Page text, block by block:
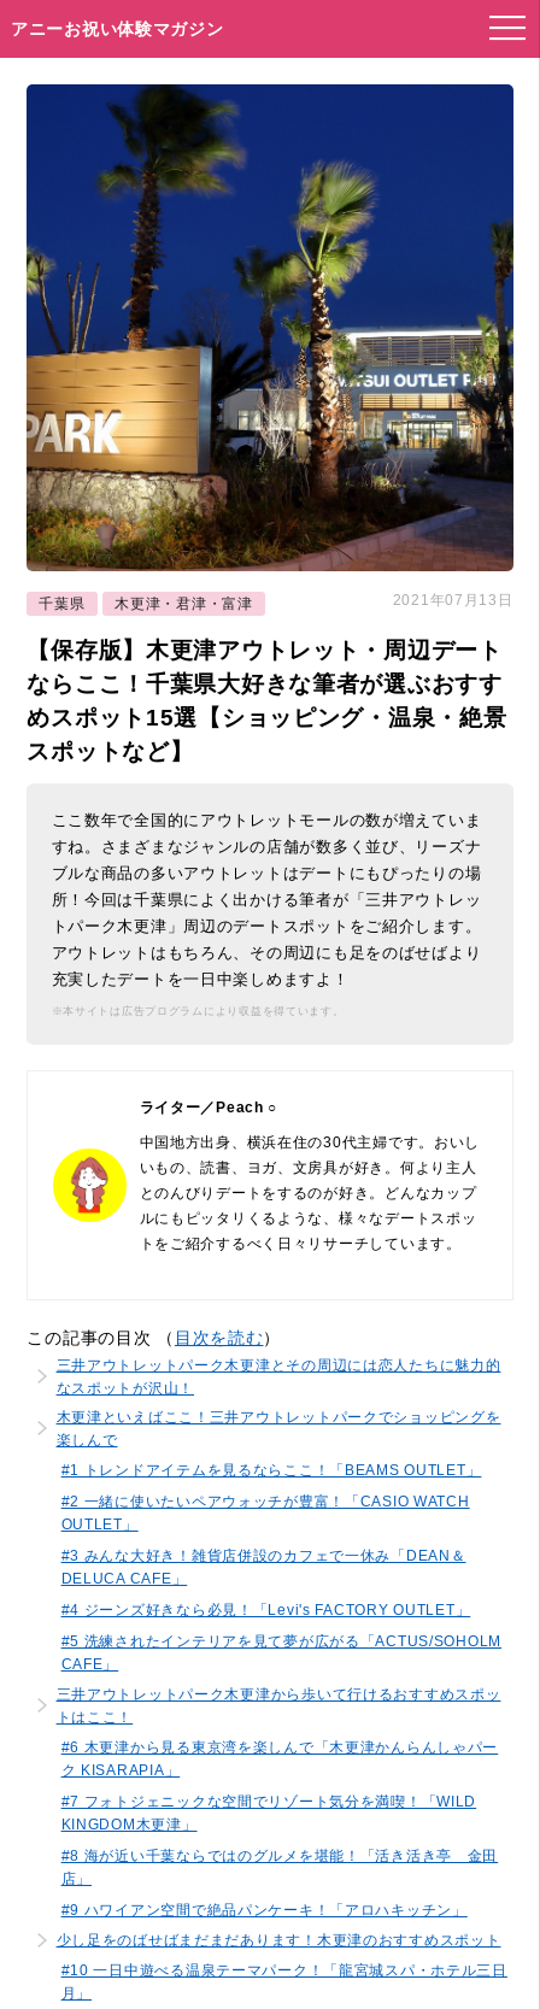
アニーお祝い体験マガジン
千葉県 木更津・君津・富津 2021年07月13日
【保存版】木更津アウトレット・周辺デート
ならここ！千葉県大好きな筆者が選ぶおすす
めスポット15選【ショッピング・温泉・絶景
スポットなど】
ここ数年で全国的にアウトレットモールの数が増えていま
すね。さまざまなジャンルの店舗が数多く並び、リーズナ
ブルな商品の多いアウトレットはデートにもぴったりの場
所！今回は千葉県によく出かける筆者が「三井アウトレッ
トパーク木更津」周辺のデートスポットをご紹介します。
アウトレットはもちろん、その周辺にも足をのばせばより
充実したデートを一日中楽しめますよ！
※本サイトは広告プログラムにより収益を得ています。
ライター／Peach ○
中国地方出身、横浜在住の30代主婦です。おいし
いもの、読書、ヨガ、文房具が好き。何より主人
とのんびりデートをするのが好き。どんなカップ
ルにもピッタリくるような、様々なデートスポッ
トをご紹介するべく日々リサーチしています。
この記事の目次 （ 目次を読む）
三井アウトレットパーク木更津とその周辺には恋人たちに魅力的
なスポットが沢山！
木更津といえばここ！三井アウトレットパークでショッピングを
楽しんで
#1 トレンドアイテムを見るならここ！「BEAMS OUTLET」
#2 一緒に使いたいペアウォッチが豊富！「CASIO WATCH
OUTLET」
#3 みんな大好き！雑貨店併設のカフェで一休み「DEAN＆
DELUCA CAFE」
#4 ジーンズ好きなら必見！「Levi's FACTORY OUTLET」
#5 洗練されたインテリアを見て夢が広がる「ACTUS/SOHOLM
CAFE」
三井アウトレットパーク木更津から歩いて行けるおすすめスポッ
トはここ！
#6 木更津から見る東京湾を楽しんで「木更津かんらんしゃパー
ク KISARAPIA」
#7 フォトジェニックな空間でリゾート気分を満喫！「WILD
KINGDOM木更津」
#8 海が近い千葉ならではのグルメを堪能！「活き活き亭 金田
店」
#9 ハワイアン空間で絶品パンケーキ！「アロハキッチン」
少し足をのばせばまだまだあります！木更津のおすすめスポット
#10 一日中遊べる温泉テーマパーク！「龍宮城スパ・ホテル三日
月」